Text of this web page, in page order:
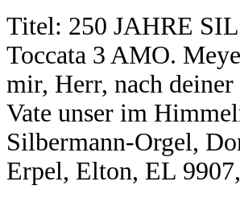
Titel: 250 JAHRE
Toccata 3 AMO.
mir, Herr, nach
Vate unser im
Silbermann-Orgel,
Erpel, Elton, EL